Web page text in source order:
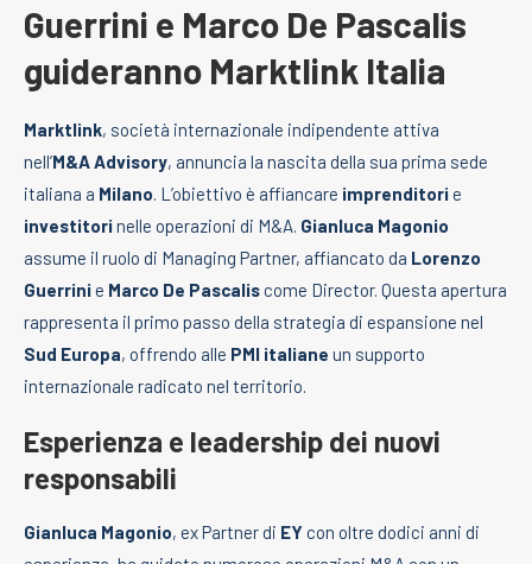
Guerrini e Marco De Pascalis
guideranno Marktlink Italia
Marktlink, società internazionale indipendente attiva
nell’M&A Advisory, annuncia la nascita della sua prima sede
italiana a Milano . L’obiettivo è affiancare imprenditorie
investitorinelle operazioni di M&A. Gianluca Magonio
assume il ruolo di Managing Partner, affiancato da Lorenzo
Guerrinie Marco De Pascaliscome Director. Questa apertura
rappresenta il primo passo della strategia di espansione nel
Sud Europa, offrendo alle PMI italiane un supporto
internazionale radicato nel territorio.
Esperienza e leadership dei nuovi
responsabili
Gianluca Magonio, ex Partner di EYcon oltre dodici anni di